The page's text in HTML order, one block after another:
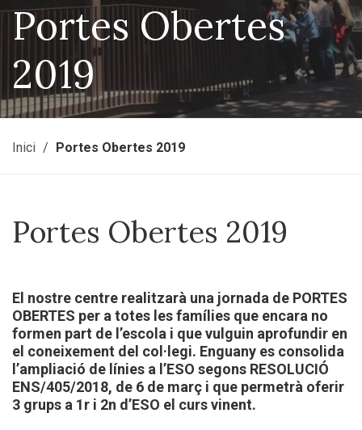
Portes Obertes
2019
Inici Portes Obertes 2019
Portes Obertes 2019
El nostre centre realitzarà una jornada de PORTES
OBERTES per a totes les famílies que encara no
formen part de l’escola i que vulguin aprofundir en
el coneixement del col·legi. Enguany es consolida
l’ampliació de línies a l’ESO segons RESOLUCIÓ
ENS/405/2018, de 6 de març i que permetrà oferir
3 grups a 1r i 2n d’ESO el curs vinent.